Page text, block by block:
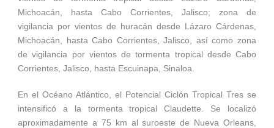
Michoacán, hasta Cabo Corrientes, Jalisco; zona de
vigilancia por vientos de huracán desde Lázaro Cárdenas,
Michoacán, hasta Cabo Corrientes, Jalisco, así como zona
de vigilancia por vientos de tormenta tropical desde Cabo
Corrientes, Jalisco, hasta Escuinapa, Sinaloa.
En el Océano Atlántico, el Potencial Ciclón Tropical Tres se
intensificó a la tormenta tropical Claudette. Se localizó
aproximadamente a 75 km al suroeste de Nueva Orleans,